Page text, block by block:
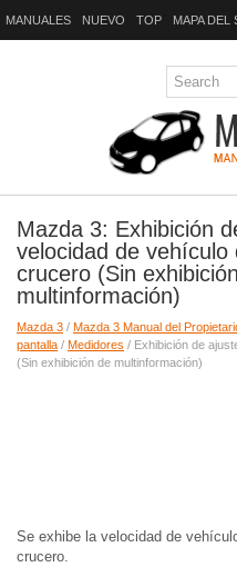
MANUALES NUEVO TOP MAPA DEL
Mazda 3: Exhibición
velocidad de vehículo
crucero (Sin
multinformación)
Mazda 3 / Mazda 3 Manual del
pantalla / Medidores / Exhibición de
(Sin exhibición de multinformación)
Se exhibe la velocidad de
crucero.